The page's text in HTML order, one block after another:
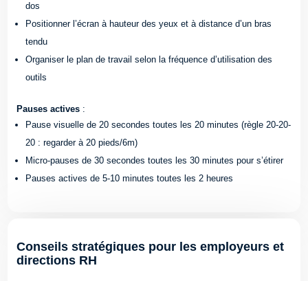
dos
Positionner l’écran à hauteur des yeux et à distance d’un bras
tendu
Organiser le plan de travail selon la fréquence d’utilisation des
outils
Pauses actives:
Pause visuelle de 20 secondes toutes les 20 minutes (règle 20-20-
20 : regarder à 20 pieds/6m)
Micro-pauses de 30 secondes toutes les 30 minutes pour s’étirer
Pauses actives de 5-10 minutes toutes les 2 heures
Conseils stratégiques pour les employeurs et
directions RH